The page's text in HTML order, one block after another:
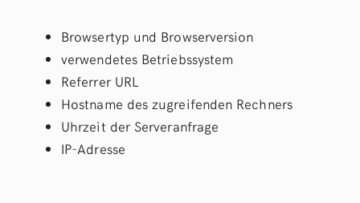
Browsertyp und Browserversion
verwendetes Betriebssystem
Referrer URL
Hostname des zugreifenden Rechners
Uhrzeit der Serveranfrage
IP-Adresse